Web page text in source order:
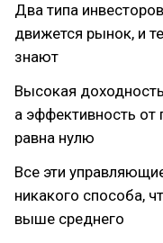
Два типа
движется рынок, и
знают
Высокая
а эффективность
равна нулю
Все эти
никакого способа,
выше среднего